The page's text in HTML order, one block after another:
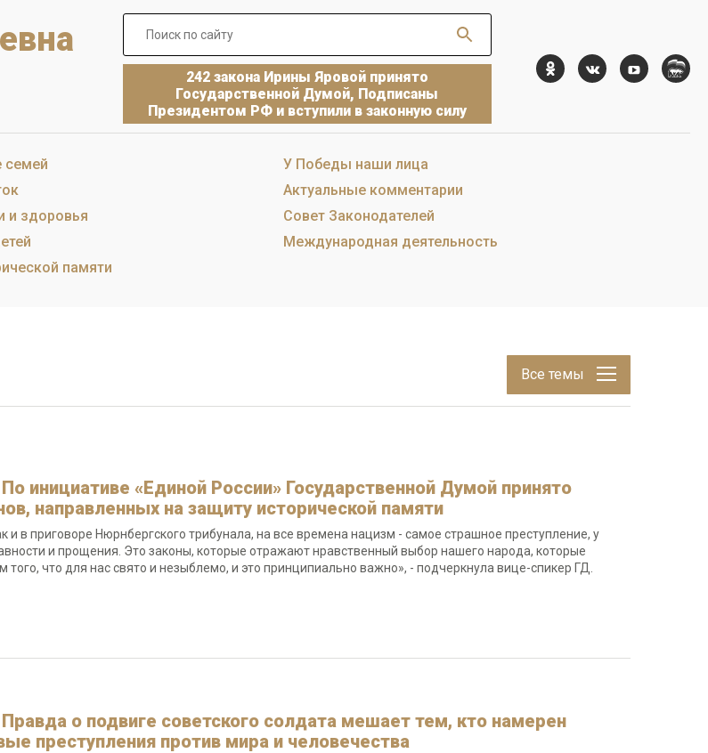
242 закона Ирины Яровой принято
Государственной Думой, Подписаны
Президентом РФ и вступили в законную силу
семей
и здоровья
памяти
У Победы наши лица
Актуальные комментарии
Совет Законодателей
Международная деятельность
Все темы
инициативе «Единой России» Государственной Думой принято
направленных на защиту исторической памяти
и в приговоре Нюрнбергского трибунала, на все времена нацизм - самое страшное преступление, у
и прощения. Это законы, которые отражают нравственный выбор нашего народа, которые
что для нас свято и незыблемо, и это принципиально важно», - подчеркнула вице-спикер ГД.
о подвиге советского солдата мешает тем, кто намерен
преступления против мира и человечества